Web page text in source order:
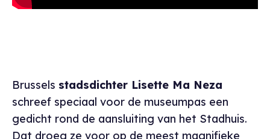
Brussels stadsdichter Lisette Ma Neza
schreef speciaal voor de museumpas een
gedicht rond de aansluiting van het Stadhuis.
Dat droeg ze voor op de meest magnifieke